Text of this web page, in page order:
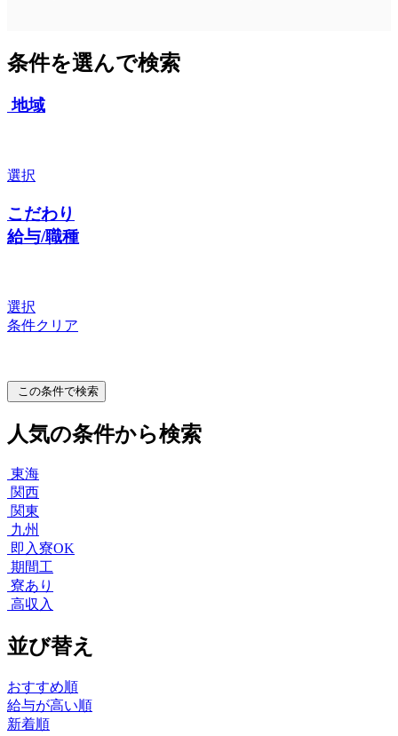
条件を選んで検索
地域
選択
こだわり
給与/職種
選択
条件クリア
この条件で検索
人気の条件から検索
東海
関西
関東
九州
即入寮OK
期間工
寮あり
高収入
並び替え
おすすめ順
給与が高い順
新着順